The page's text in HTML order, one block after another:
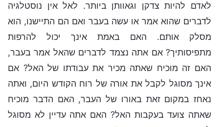
לאדם להיות צדקן וגאוותן ביותר. לאל אין נוסטלגיה
לדברים שהוא אמר או עשה בעבר ואם הם התיישנו, הוא
מסלק אותם. האם באמת אינך יכול להרפות
מתפיסותיך? אם אתה נצמד לדברים שהאל אמר בעבר,
האם זה מוכיח שאתה מכיר את עבודתו של האל? אם
אינך מסוגל לקבל את אורה של רוח הקודש היום, ואתה
נאחז במקום זאת באורו של העבר, האם הדבר מוכיח
שאתה צועד בעקבות האל? האם אתה עדיין לא מסוגל